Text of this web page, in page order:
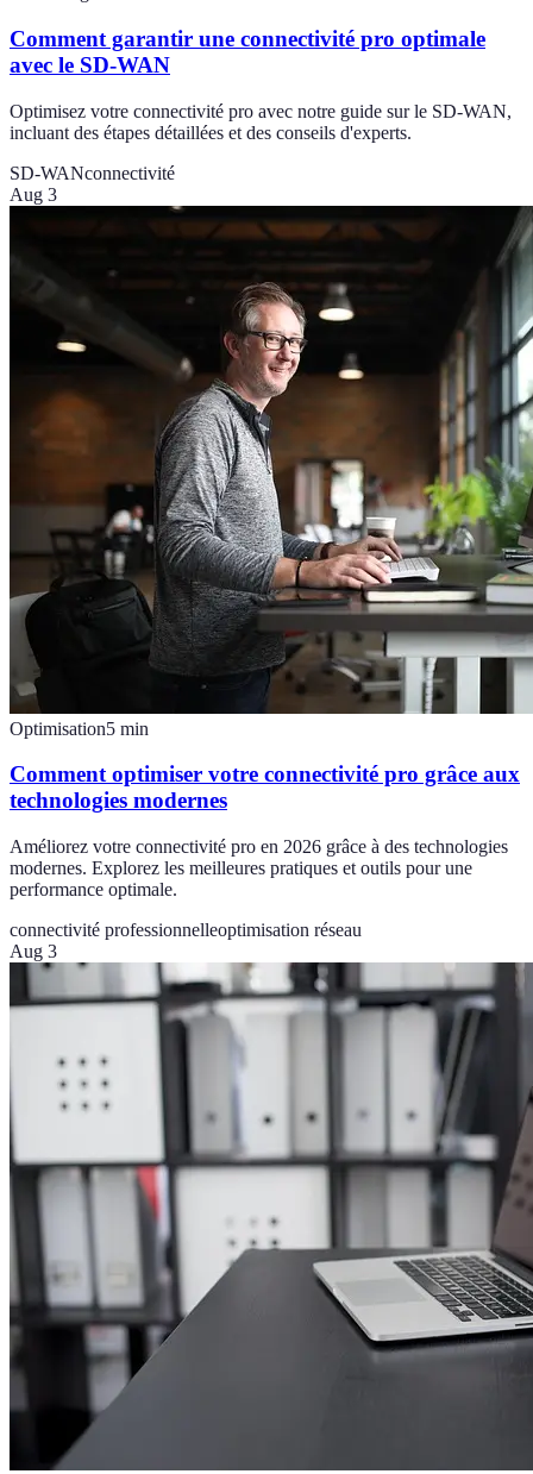
Comment garantir une connectivité pro optimale
avec le SD-WAN
Optimisez votre connectivité pro avec notre guide sur le SD-WAN,
incluant des étapes détaillées et des conseils d'experts.
SD-WANconnectivité
Aug 3
Optimisation5 min
Comment optimiser votre connectivité pro grâce aux
technologies modernes
Améliorez votre connectivité pro en 2026 grâce à des technologies
modernes. Explorez les meilleures pratiques et outils pour une
performance optimale.
connectivité professionnelleoptimisation réseau
Aug 3